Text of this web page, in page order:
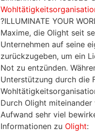
?ILLUMINATE YOUR
Maxime, die Olight seit
Unternehmen auf seine
zurückzugeben, um ein
Not zu entzünden.
Unterstützung durch die
Durch Olight
Aufwand sehr viel
Informationen zu Olight: